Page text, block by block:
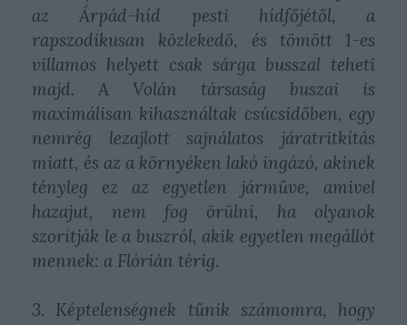
az Árpád-híd pesti hídfőjétől, a
rapszodikusan közlekedő, és tömött 1-es
villamos helyett csak sárga busszal teheti
majd. A Volán társaság buszai is
maximálisan kihasználtak csúcsidőben, egy
nemrég lezajlott sajnálatos járatritkítás
miatt, és az a környéken lakó ingázó, akinek
tényleg ez az egyetlen járműve, amivel
hazajut, nem fog örülni, ha olyanok
szorítják le a buszról, akik egyetlen megállót
mennek: a Flórián térig.
3. Képtelenségnek tűnik számomra, hogy